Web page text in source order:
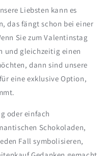
Liebsten kann es
das fängt schon bei einer
Sie zum Valentinstag
und gleichzeitig einen
dann sind unsere
eine exklusive Option,
oder einfach
Schokoladen,
Fall symbolisieren,